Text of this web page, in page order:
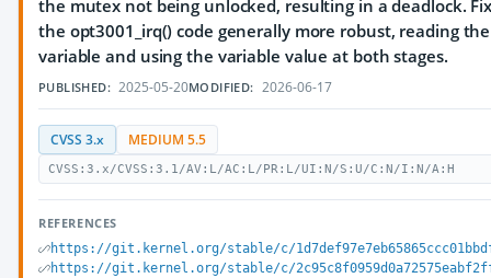
the mutex not being unlocked, resulting in a deadlock.
the opt3001_irq() code generally more robust, reading
variable and using the variable value at both stages.
PUBLISHED: 2025-05-20MODIFIED: 2026-06-17
CVSS 3.x MEDIUM 5.5
CVSS:3.x/CVSS:3.1/AV:L/AC:L/PR:L/UI:N/S:U/C:N/I:N/A:H
REFERENCES
https://git.kernel.org/stable/c/
https://git.kernel.org/stable/c/